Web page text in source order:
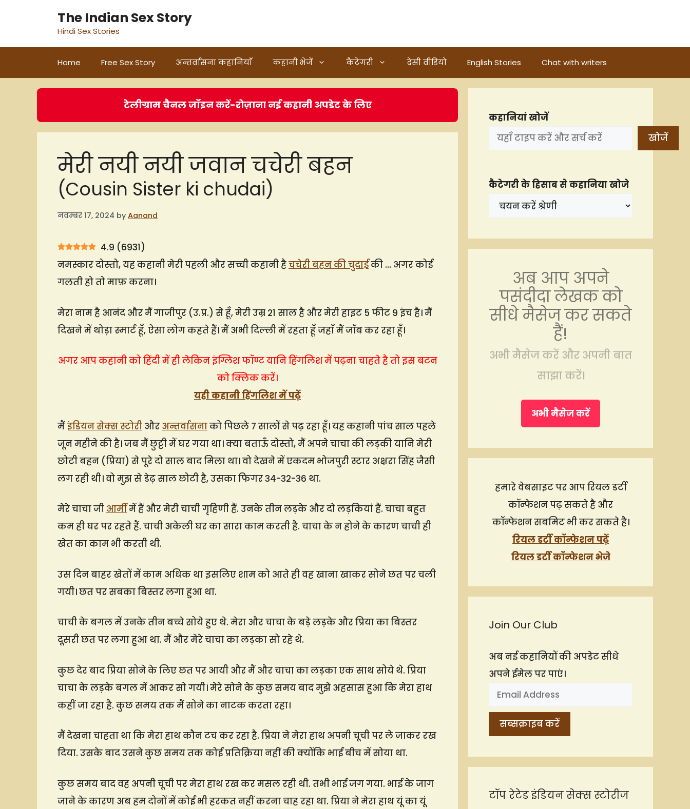
The Indian Sex Story
Hindi Sex Stories
Home Free Sex Story अन्तर्वासना कहानियाँ कहानी भेजें कैटेगरी देसी वीडियो English Stories Chat with writers
टेलीग्राम चैनल जॉइन करें-रोज़ाना नई कहानी अपडेट के लिए
मेरी नयी नयी जवान चचेरी बहन
(Cousin Sister ki chudai)
नवम्बर 17, 2024 by Aanand
4.9 (6931)
नमस्कार दोस्तो, यह कहानी मेरी पहली और सच्ची कहानी हैचचेरी बहन की चुदाईकी … अगर कोई
गलती हो तो माफ़ करना।
मेरा नाम है आनंद और मैं गाजीपुर (उ.प्र.) से हूँ, मेरी उम्र 21 साल है और मेरी हाइट 5 फीट 9 इंच है। मैं
दिखने में थोड़ा स्मार्ट हूँ, ऐसा लोग कहते हैं। मैं अभी दिल्ली में रहता हूँ जहाँ मैं जॉब कर रहा हूँ।
अगर आप कहानी को हिंदी में ही लेकिन इंग्लिश फॉण्ट यानि हिंगलिश में पढ़ना चाहते है तो इस बटन
को क्लिक करें।
यही कहानी हिंगलिश में पढ़ें
मैंइंडियन सेक्स स्टोरी और अन्तर्वासनाको पिछले 7 सालों से पढ़ रहा हूँ। यह कहानी पांच साल पहले
जून महीने की है। जब मैं छुट्टी में घर गया था। क्या बताऊँ दोस्तो, मैं अपने चाचा की लड़की यानि मेरी
छोटी बहन (प्रिया) से पूरे दो साल बाद मिला था। वो देखने में एकदम भोजपुरी स्टार अक्षरा सिंह जैसी
लग रही थी। वो मुझ से डेढ़ साल छोटी है, उसका फिगर 34-32-36 था.
मेरे चाचा जी आर्मीमें हैं और मेरी चाची गृहिणी हैं. उनके तीन लड़के और दो लड़कियां हैं. चाचा बहुत
कम ही घर पर रहते हैं. चाची अकेली घर का सारा काम करती है. चाचा के न होने के कारण चाची ही
खेत का काम भी करती थी.
उस दिन बाहर खेतों में काम अधिक था इसलिए शाम को आते ही वह खाना खाकर सोने छत पर चली
गयी। छत पर सबका बिस्तर लगा हुआ था.
चाची के बगल में उनके तीन बच्चे सोये हुए थे. मेरा और चाचा के बड़े लड़के और प्रिया का बिस्तर
दूसरी छत पर लगा हुआ था. मैं और मेरे चाचा का लड़का सो रहे थे.
कुछ देर बाद प्रिया सोने के लिए छत पर आयी और मैं और चाचा का लड़का एक साथ सोये थे. प्रिया
चाचा के लड़के बगल में आकर सो गयी। मेरे सोने के कुछ समय बाद मुझे अहसास हुआ कि मेरा हाथ
कहीं जा रहा है. कुछ समय तक मैं सोने का नाटक करता रहा।
मैं देखना चाहता था कि मेरा हाथ कौन टच कर रहा है. प्रिया ने मेरा हाथ अपनी चूची पर ले जाकर रख
दिया. उसके बाद उसने कुछ समय तक कोई प्रतिक्रिया नहीं की क्योंकि भाई बीच में सोया था.
कुछ समय बाद वह अपनी चूची पर मेरा हाथ रख कर मसल रही थी. तभी भाई जग गया. भाई के जाग
जाने के कारण अब हम दोनों में कोई भी हरकत नहीं करना चाह रहा था. प्रिया ने मेरा हाथ यूं का यूं
कहानियां खोजें
खोजें
कैटेगरी के हिसाब से कहानिया खोजे
अब आप अपने
पसंदीदा लेखक को
सीधे मैसेज कर सकते
हैं!
अभी मैसेज करें और अपनी बात
साझा करें।
अभी मैसेज करें
हमारे वेबसाइट पर आप रियल डर्टी
कॉन्फेशन पढ़ सकते है और
कॉन्फेशन सबमिट भी कर सकते है।
रियल डर्टी कॉन्फेशन पढ़ें
रियल डर्टी कॉन्फेशन भेजे
Join Our Club
अब नई कहानियों की अपडेट सीधे
अपने ईमेल पर पाएं।
टॉप रेटेड इंडियन सेक्स स्टोरीज